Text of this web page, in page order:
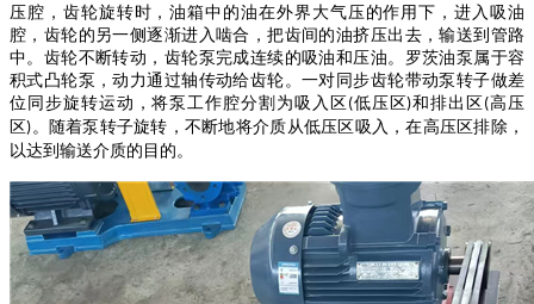
压腔，齿轮旋转时，油箱中的油在外界大气压的作用下，进入吸油
腔，齿轮的另一侧逐渐进入啮合，把齿间的油挤压出去，输送到管路
中。齿轮不断转动，齿轮泵完成连续的吸油和压油。 罗茨油泵 属于容
积式凸轮泵，动力通过轴传动给齿轮。一对同步齿轮带动泵转子做差
位同步旋转运动，将泵工作腔分割为吸入区 (低压区)和排出区 (高压
区)。随着泵转子旋转，不断地将介质从低压区吸入，在高压区排除，
以达到输送介质的目的。